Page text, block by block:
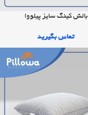
بالش کینگ سایز پیلووا
تماس بگیرید